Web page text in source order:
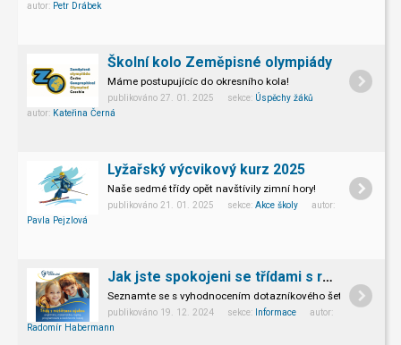
autor: Petr Drábek
Školní kolo Zeměpisné olympiády
Máme postupujícíc do okresního kola!
publikováno 27. 01. 2025 sekce: Úspěchy žáků
autor: Kateřina Černá
Lyžařský výcvikový kurz 2025
Naše sedmé třídy opět navštívily zimní hory!
publikováno 21. 01. 2025 sekce: Akce školy autor:
Pavla Pejzlová
Jak jste spokojeni se třídami s rozšířenou výukou?
Seznamte se s vyhodnocením dotazníkového šetření.
publikováno 19. 12. 2024 sekce: Informace autor:
Radomír Habermann